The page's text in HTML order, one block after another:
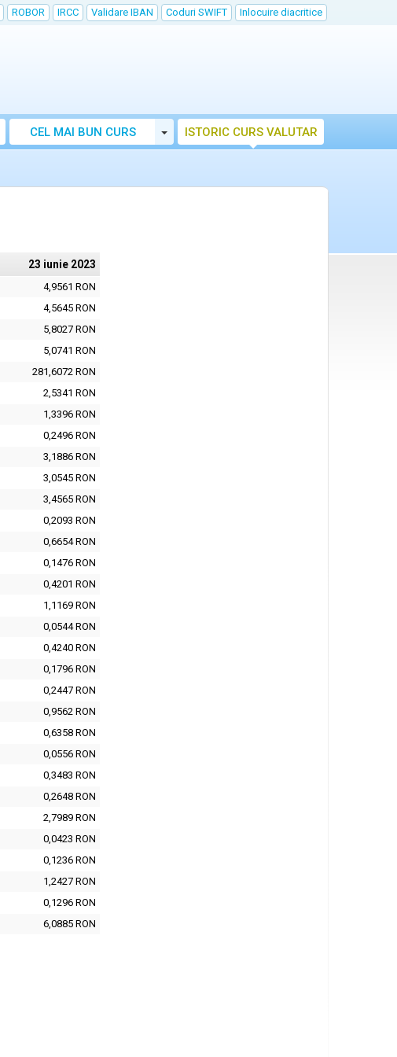
ROBOR IRCC Validare IBAN Coduri SWIFT Inlocuire diacritice
CEL MAI BUN CURS Toggle Dropdown
ISTORIC CURS VALUTAR
23 iunie 2023
4,9561 RON
4,5645 RON
5,8027 RON
5,0741 RON
281,6072 RON
2,5341 RON
1,3396 RON
0,2496 RON
3,1886 RON
3,0545 RON
3,4565 RON
0,2093 RON
0,6654 RON
0,1476 RON
0,4201 RON
1,1169 RON
0,0544 RON
0,4240 RON
0,1796 RON
0,2447 RON
0,9562 RON
0,6358 RON
0,0556 RON
0,3483 RON
0,2648 RON
2,7989 RON
0,0423 RON
0,1236 RON
1,2427 RON
0,1296 RON
6,0885 RON